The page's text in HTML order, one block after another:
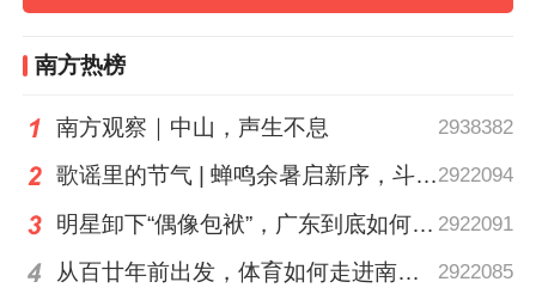
禁毒、法律咨询、基层综合治理、工会入会
和权益保障、消费维权、食品安全等政策宣
第二个环节在广州保利时光里北塔，举行了
以“越秀悦‘新’ 建设暖‘新’”为主题的“羊城红骑
南方热榜
南方观察｜中山，声生不息 2938382
歌谣里的节气 | 蝉鸣余暑启新序，斗指西南迎立秋2922094
明星卸下“偶像包袱”，广东到底如何让人变松弛？ | 好看·南方号 2922091
从百廿年前出发，体育如何走进南粤普通人的生活？ 2922085